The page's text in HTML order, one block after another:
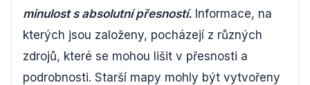
minulost s absolutní přesností. Informace, na
kterých jsou založeny, pocházejí z různých
zdrojů, které se mohou lišit v přesnosti a
podrobnosti. Starší mapy mohly být vytvořeny